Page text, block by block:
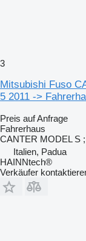
3
Mitsubishi Fuso
5 2011 ->
Preis auf Anfrage
Fahrerhaus
CANTER MODEL S
Italien, Padua
HAINNtech®
Verkäufer